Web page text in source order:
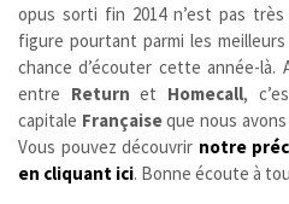
opus sorti fin 2014 n’est pas
figure pourtant parmi les
chance d’écouter cette année-là.
entre Return et Homecall,
capitale Françaiseque nous
Vous pouvez découvrir notre
en cliquant ici. Bonne écoute à